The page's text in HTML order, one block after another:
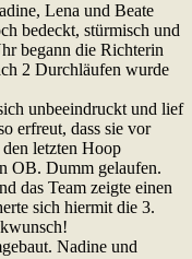
Lena und Beate
bedeckt, stürmisch und
begann die Richterin
2 Durchläufen wurde
unbeeindruckt und lief
erfreut, dass sie vor
letzten Hoop
OB. Dumm gelaufen.
das Team zeigte einen
sich hiermit die 3.
Nadine und